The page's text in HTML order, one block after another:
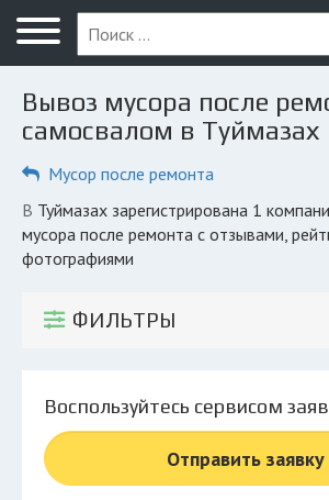
Меню
Главная
Вопрос юристу
Вывоз
Обеззараживание
Личный кабинет
© 2026 Все права защищены
Вывоз мусора после
самосвалом в Туймазах
Мусор после ремонта
в Туймазах зарегистрирована 1 компания по вывозу
мусора после ремонта с отзывами,
фотографиями
ФИЛЬТРЫ
Воспользуйтесь сервисом
Отправить заявку